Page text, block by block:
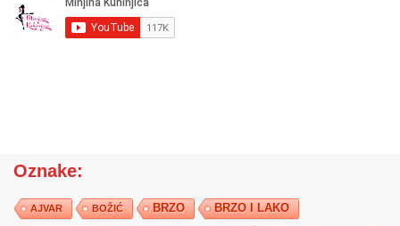
Oznake:
AJVAR BOŽIĆ BRZO BRZO I LAKO